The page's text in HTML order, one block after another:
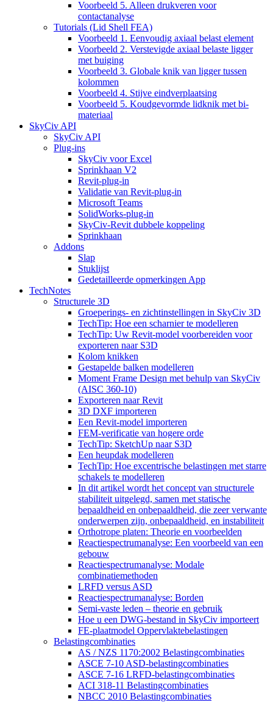
Voorbeeld 5. Alleen drukveren voor
contactanalyse
Tutorials (Lid Shell FEA)
Voorbeeld 1. Eenvoudig axiaal belast element
Voorbeeld 2. Verstevigde axiaal belaste ligger
met buiging
Voorbeeld 3. Globale knik van ligger tussen
kolommen
Voorbeeld 4. Stijve eindverplaatsing
Voorbeeld 5. Koudgevormde lidknik met bi-
materiaal
SkyCiv API
SkyCiv API
Plug-ins
SkyCiv voor Excel
Sprinkhaan V2
Revit-plug-in
Validatie van Revit-plug-in
Microsoft Teams
SolidWorks-plug-in
SkyCiv-Revit dubbele koppeling
Sprinkhaan
Addons
Slap
Stuklijst
Gedetailleerde opmerkingen App
TechNotes
Structurele 3D
Groeperings- en zichtinstellingen in SkyCiv 3D
TechTip: Hoe een scharnier te modelleren
TechTip: Uw Revit-model voorbereiden voor
exporteren naar S3D
Kolom knikken
Gestapelde balken modelleren
Moment Frame Design met behulp van SkyCiv
(AISC 360-10)
Exporteren naar Revit
3D DXF importeren
Een Revit-model importeren
FEM-verificatie van hogere orde
TechTip: SketchUp naar S3D
Een heupdak modelleren
TechTip: Hoe excentrische belastingen met starre
schakels te modelleren
In dit artikel wordt het concept van structurele
stabiliteit uitgelegd, samen met statische
bepaaldheid en onbepaaldheid, die zeer verwante
onderwerpen zijn, onbepaaldheid, en instabiliteit
Orthotrope platen: Theorie en voorbeelden
Reactiespectrumanalyse: Een voorbeeld van een
gebouw
Reactiespectrumanalyse: Modale
combinatiemethoden
LRFD versus ASD
Reactiespectrumanalyse: Borden
Semi-vaste leden – theorie en gebruik
Hoe u een DWG-bestand in SkyCiv importeert
FE-plaatmodel Oppervlaktebelastingen
Belastingcombinaties
AS / NZS 1170:2002 Belastingcombinaties
ASCE 7-10 ASD-belastingcombinaties
ASCE 7-16 LRFD-belastingcombinaties
ACI 318-11 Belastingcombinaties
NBCC 2010 Belastingcombinaties